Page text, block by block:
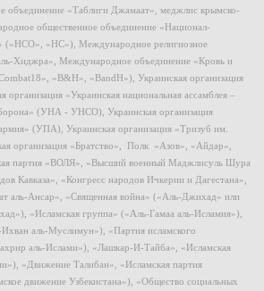
объединение «Таблиги Джамаат», меджлис крымско-
общественное объединение «Национал-
(«НСО», «НС»), Международное религиозное
Хиджра», Международное объединение «Кровь и
«B&H», «BandH»), Украинская организация
организация «Украинская национальная ассамблея –
(УНА - УНСО), Украинская организация
(УПА), Украинская организация «Тризуб им.
организация «Братство», Полк «Азов», «Айдар»,
партия «ВОЛЯ», «Высший военный Маджлисуль Шура
Кавказа», «Конгресс народов Ичкерии и Дагестана»,
аль-Ансар», «Священная война» («Аль-Джихад» или
«Исламская группа» («Аль-Гамаа аль-Исламия»),
аль-Муслимун»), «Партия исламского
аль-Ислами»), «Лашкар-И-Тайба», «Исламская
«Движение Талибан», «Исламская партия
движение Узбекистана»), «Общество социальных